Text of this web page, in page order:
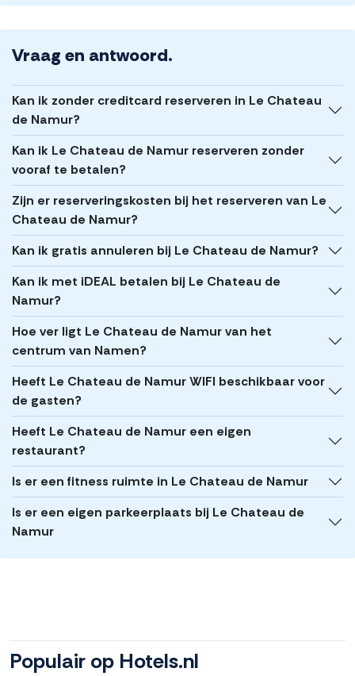
Vraag en antwoord.
Kan ik zonder creditcard reserveren in Le Chateau
de Namur?
Kan ik Le Chateau de Namur reserveren zonder
vooraf te betalen?
Zijn er reserveringskosten bij het reserveren van Le
Chateau de Namur?
Kan ik gratis annuleren bij Le Chateau de Namur?
Kan ik met iDEAL betalen bij Le Chateau de
Namur?
Hoe ver ligt Le Chateau de Namur van het
centrum van Namen?
Heeft Le Chateau de Namur WIFI beschikbaar voor
de gasten?
Heeft Le Chateau de Namur een eigen
restaurant?
Is er een fitness ruimte in Le Chateau de Namur
Is er een eigen parkeerplaats bij Le Chateau de
Namur
Populair op Hotels.nl